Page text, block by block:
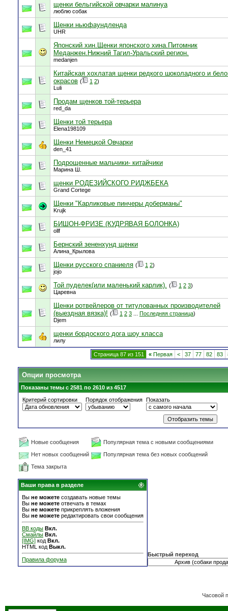
щенки бельгийской овчарки малинуа
люблю собак
Щенки ньюфаундленда
UHR
Японский хин.Щенки японского хина.Питомник
Меданжен.Нижний Тагил-Уральский регион.
medanjen
Китайская хохлатая щенки редкого шоколадного и
окрасов ( 1 2)
Luli
Продам щенков той-терьера
red_da
Щенки той терьера
Elena198109
Щенки Немецкой Овчарки
den_41
Подрощенные мальчики- китайчики
Марина Ш.
щенки РОДЕЗИЙСКОГО РИДЖБЕКА
Grand Cortege
Щенки "Карликовые пинчеры доберманы"
Krujk
БИШОН-ФРИЗЕ (КУДРЯВАЯ БОЛОНКА)
ollf
Бернский зененхунд щенки
Алина_Крылова
Щенки русского спаниеля ( 1 2)
jojo
Той пуделек(или маленький карлик). ( 1 2 3)
Царевна
Щенки ротвейлеров от титулованных производителей
(выездная вязка)! ( 1 2 3 Последняя страница)
Djem
щенки бордоского дога шоу класса
лилу
Страница 87 из 151 « Первая < 37 77 82 83
Опции просмотра
Показаны темы с 2581 по 2610 из 4517
Критерий сортировки
Порядок отображения Показать
Новые сообщения
Популярная тема с новыми сообщениями
Нет новых сообщений
Популярная тема без новых сообщений
Тема закрыта
Ваши права в разделе
Вы не можете создавать новые темы
Вы не можете отвечать в темах
Вы не можете прикреплять вложения
Вы не можете редактировать свои сообщения
BB коды Вкл.
Смайлы Вкл.
[IMG] код Вкл.
HTML код Выкл.
Правила форума
Быстрый переход
Часовой